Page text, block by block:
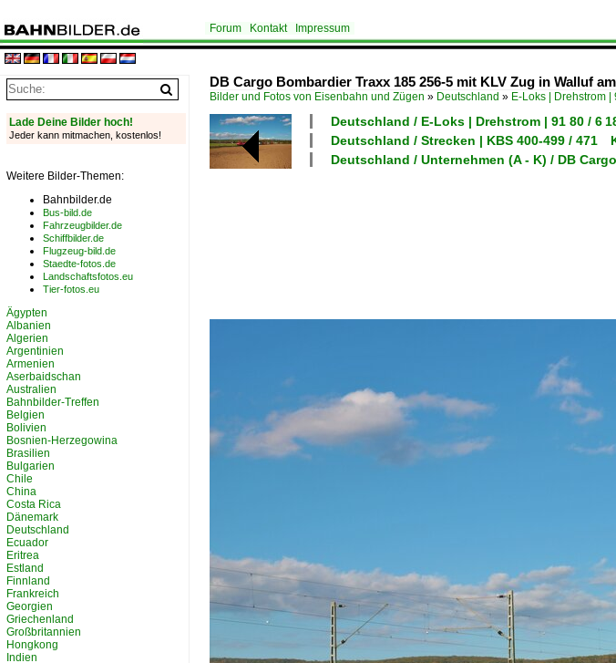
Forum Kontakt Impressum
DB Cargo Bombardier Traxx 185 256-5 mit KLV Zug in Walluf
Bilder und Fotos von Eisenbahn und Zügen » Deutschland » E-Loks | Drehstrom |
Deutschland / E-Loks | Drehstrom | 91 80 / 6
Deutschland / Strecken | KBS 400-499 / 471
Deutschland / Unternehmen (A - K) / DB
Lade Deine Bilder hoch!
Jeder kann mitmachen, kostenlos!
Weitere Bilder-Themen:
Bahnbilder.de
Bus-bild.de
Fahrzeugbilder.de
Schiffbilder.de
Flugzeug-bild.de
Staedte-fotos.de
Landschaftsfotos.eu
Tier-fotos.eu
Ägypten
Albanien
Algerien
Argentinien
Armenien
Aserbaidschan
Australien
Bahnbilder-Treffen
Belgien
Bolivien
Bosnien-Herzegowina
Brasilien
Bulgarien
Chile
China
Costa Rica
Dänemark
Deutschland
Ecuador
Eritrea
Estland
Finnland
Frankreich
Georgien
Griechenland
Großbritannien
Hongkong
Indien